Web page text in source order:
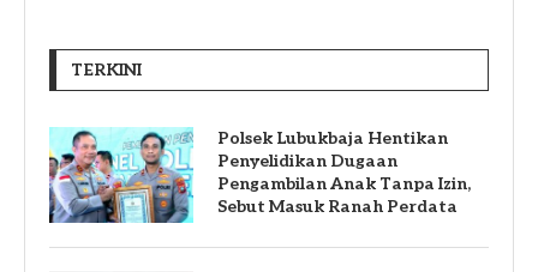
TERKINI
Polsek Lubukbaja Hentikan
Penyelidikan Dugaan
Pengambilan Anak Tanpa Izin,
Sebut Masuk Ranah Perdata